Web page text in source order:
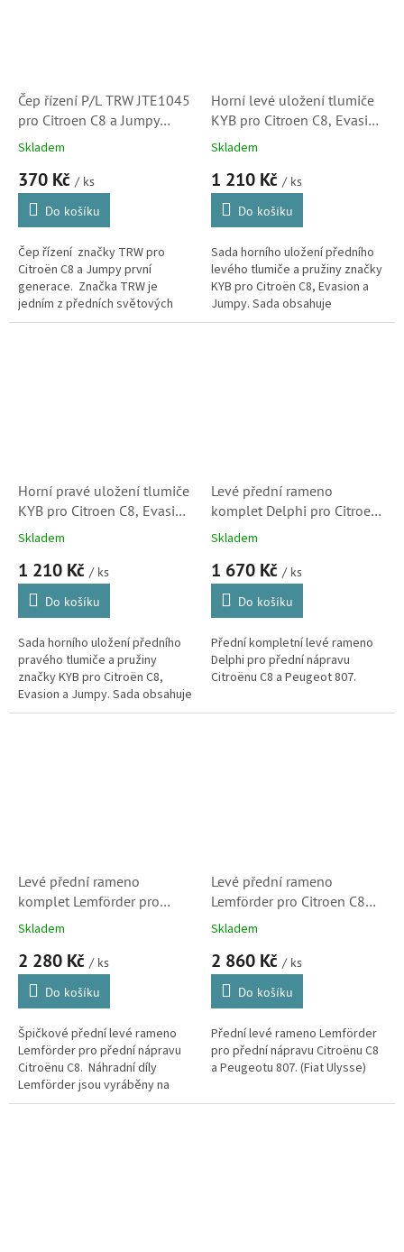
Čep řízení P/L TRW JTE1045
pro Citroen C8 a Jumpy
(405912)
Skladem
370 Kč / ks
Do košíku
Čep řízení značky TRW pro
Citroën C8 a Jumpy první
generace. Značka TRW je
jedním z předních světových
dodavatelů do prvovýroby
Horní levé uložení tlumiče
KYB pro Citroen C8, Evasion
Jumpy (SM1916, 503168)
Skladem
1 210 Kč / ks
Do košíku
Sada horního uložení předního
levého tlumiče a pružiny značky
KYB pro Citroën C8, Evasion a
Jumpy. Sada obsahuje
silentblok i ložisko. (Peugeot
Horní pravé uložení tlumiče
KYB pro Citroen C8, Evasion
Jumpy (SM1917, 503169)
Skladem
1 210 Kč / ks
Do košíku
Sada horního uložení předního
pravého tlumiče a pružiny
značky KYB pro Citroën C8,
Evasion a Jumpy. Sada obsahuje
silentblok i ložisko. (Peugeot
Levé přední rameno
komplet Delphi pro Citroen
C8 a Peugeot 807
3520W4, 3520X0)
Skladem
1 670 Kč / ks
Do košíku
Přední kompletní levé rameno
Delphi pro přední nápravu
Citroënu C8 a Peugeot 807.
Levé přední rameno
komplet Lemförder pro
Citroen C8 (31155 01,
Skladem
2 280 Kč / ks
Do košíku
Špičkové přední levé rameno
Lemförder pro přední nápravu
Citroënu C8. Náhradní díly
Lemförder jsou vyráběny na
stejných linkách a ve stejné
Levé přední rameno
Lemförder pro Citroen C8
(1607510680, 3520S5,
Skladem
2 860 Kč / ks
Do košíku
Přední levé rameno Lemförder
pro přední nápravu Citroënu C8
a Peugeotu 807. (Fiat Ulysse)